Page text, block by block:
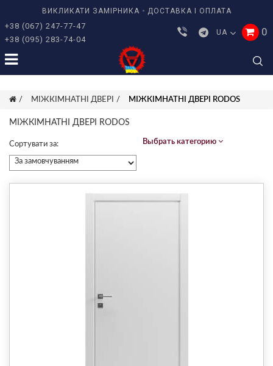
ВИКЛИКАТИ ЗАМІРНИКА ДОСТАВКА І ОПЛАТА
+38 (067) 247-77-47
+38 (095) 283-74-04
UA 0
МІЖКІМНАТНІ ДВЕРІ МІЖКІМНАТНІ ДВЕРІ RODOS
МІЖКІМНАТНІ ДВЕРІ RODOS
Сортувати за: Выбрать категорию